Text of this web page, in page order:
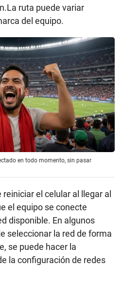
ruta puede variar
del equipo.
en todo momento, sin pasar
el celular al llegar al
el equipo se conecte
disponible. En algunos
seleccionar la red de forma
se puede hacer la
la configuración de redes